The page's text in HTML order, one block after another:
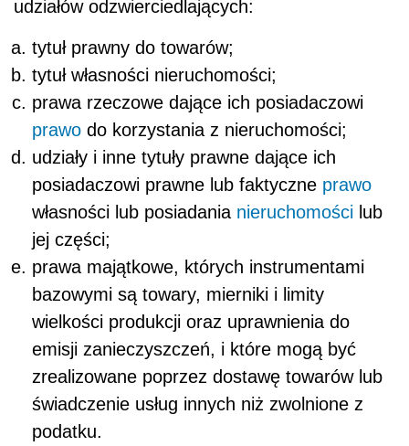
udziałów odzwierciedlających:
tytuł prawny do towarów;
tytuł własności nieruchomości;
prawa rzeczowe dające ich posiadaczowi
prawo do korzystania z nieruchomości;
udziały i inne tytuły prawne dające ich
posiadaczowi prawne lub faktyczne prawo
własności lub posiadania nieruchomości lub
jej części;
prawa majątkowe, których instrumentami
bazowymi są towary, mierniki i limity
wielkości produkcji oraz uprawnienia do
emisji zanieczyszczeń, i które mogą być
zrealizowane poprzez dostawę towarów lub
świadczenie usług innych niż zwolnione z
podatku.